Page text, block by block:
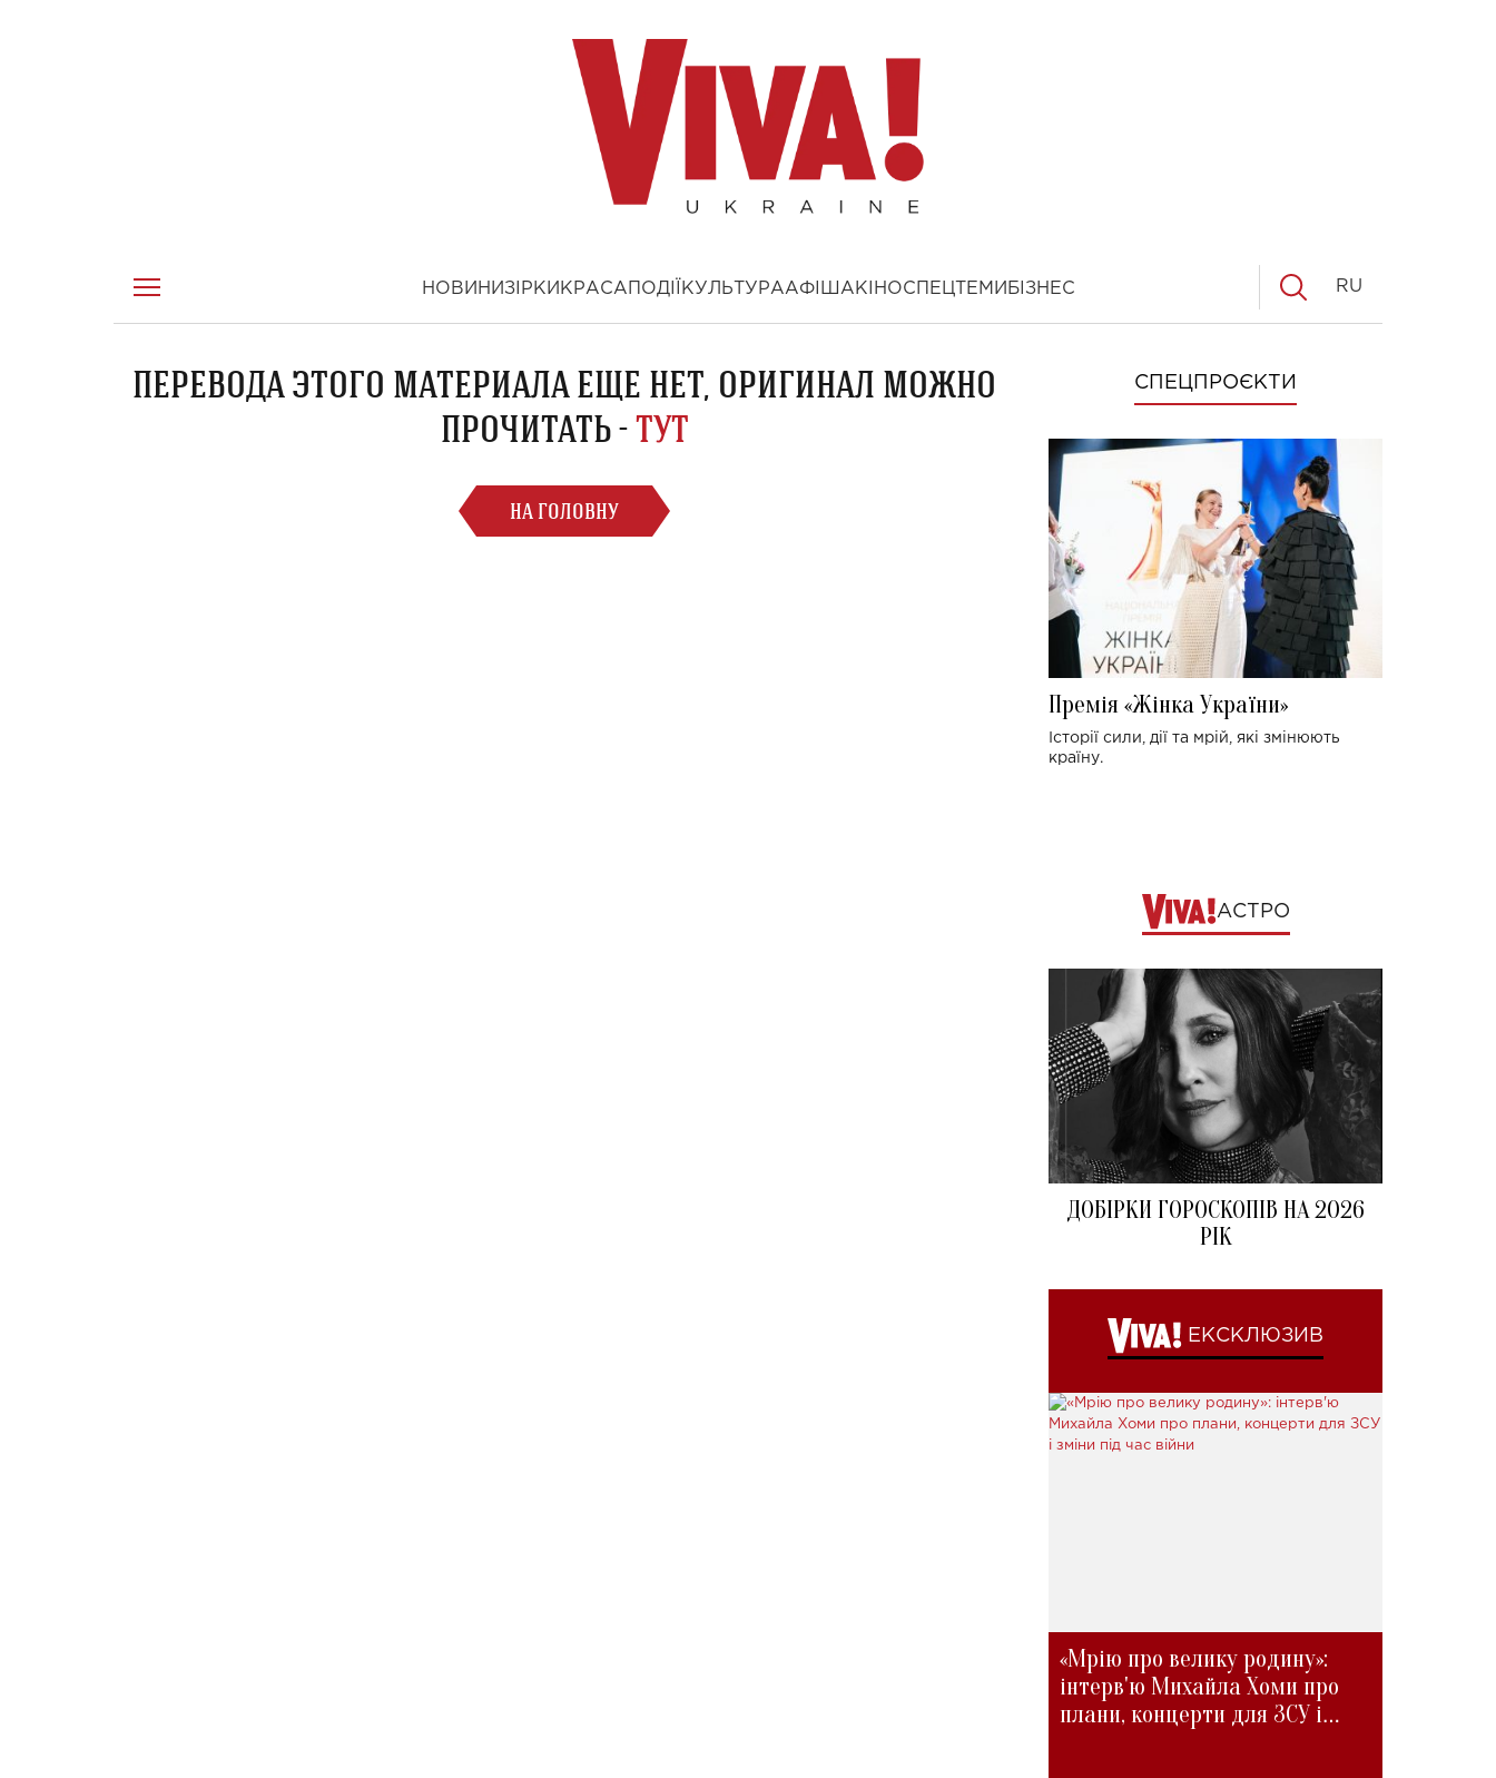
НОВИНИ ЗІРКИ КРАСА ПОДІЇ КУЛЬТУРААФІША КІНОСПЕЦТЕМИ БІЗНЕС RU
ПЕРЕВОДА ЭТОГО МАТЕРИАЛА ЕЩЕ НЕТ, ОРИГИНАЛ МОЖНО
ПРОЧИТАТЬ -ТУТ
НА ГОЛОВНУ
СПЕЦПРОЄКТИ
Премія «Жінка України»
Історії сили, дії та мрій, які змінюють
країну.
АСТРО
ДОБІРКИ ГОРОСКОПІВ НА 2026
РІК
ЕКСКЛЮЗИВ
«Мрію про велику родину»:
інтерв'ю Михайла Хоми про
плани, концерти для ЗСУ і